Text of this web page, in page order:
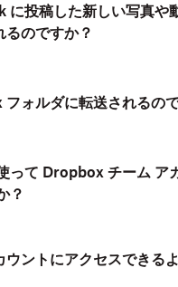
投稿した新しい写真や
のですか？
ォルダに転送されるの
って Dropbox チーム ア
？
ントにアクセスできる